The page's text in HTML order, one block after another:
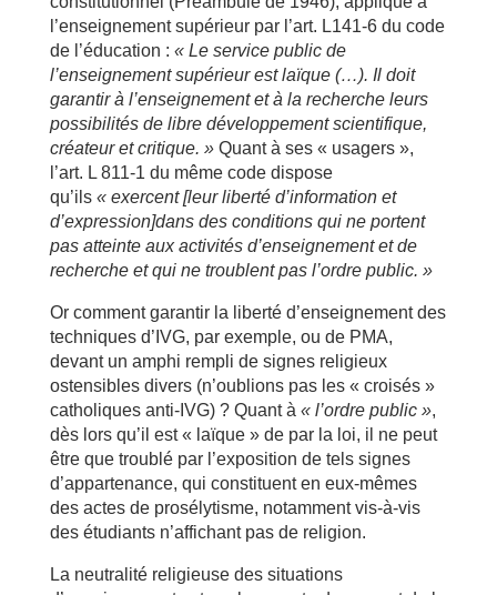
l’enseignement supérieur par l’art. L141-6 du code
de l’éducation : « Le service public de
l’enseignement supérieur est laïque (…). Il doit
garantir à l’enseignement et à la recherche leurs
possibilités de libre développement scientifique,
créateur et critique. » Quant à ses « usagers »,
l’art. L 811-1 du même code dispose
qu’ils« exercent [leur liberté d’information et
d’expression]dans des conditions qui ne portent
pas atteinte aux activités d’enseignement et de
recherche et qui ne troublent pas l’ordre public. »
Or comment garantir la liberté d’enseignement des
techniques d’IVG, par exemple, ou de PMA,
devant un amphi rempli de signes religieux
ostensibles divers (n’oublions pas les « croisés »
catholiques anti-IVG) ? Quant à « l’ordre public »,
dès lors qu’il est « laïque » de par la loi, il ne peut
être que troublé par l’exposition de tels signes
d’appartenance, qui constituent en eux-mêmes
des actes de prosélytisme, notamment vis-à-vis
des étudiants n’affichant pas de religion.
La neutralité religieuse des situations